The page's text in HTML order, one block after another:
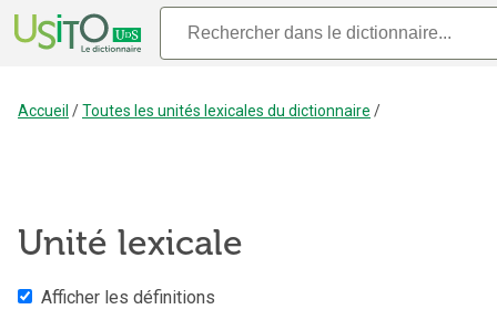
Accueil /Toutes les unités lexicales du dictionnaire /
Unité lexicale
Afficher les définitions